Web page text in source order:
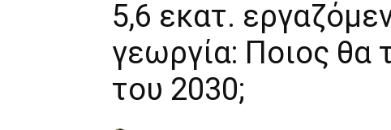
5,6 εκατ.
γεωργία: Ποιος θα
του 2030;